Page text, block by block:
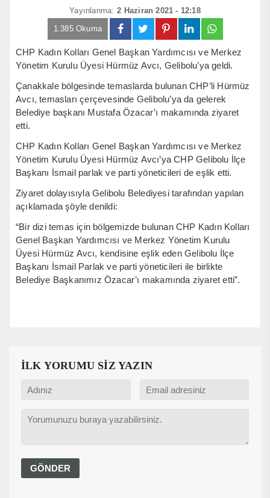
Yayınlanma: 2 Haziran 2021 - 12:18
1.385 Okuma
CHP Kadın Kolları Genel Başkan Yardımcısı ve Merkez
Yönetim Kurulu Üyesi Hürmüz Avcı, Gelibolu’ya geldi.
Çanakkale bölgesinde temaslarda bulunan CHP’li Hürmüz
Avcı, temasları çerçevesinde Gelibolu’ya da gelerek
Belediye başkanı Mustafa Özacar’ı makamında ziyaret
etti.
CHP Kadın Kolları Genel Başkan Yardımcısı ve Merkez
Yönetim Kurulu Üyesi Hürmüz Avcı’ya CHP Gelibolu İlçe
Başkanı İsmail parlak ve parti yöneticileri de eşlik etti.
Ziyaret dolayısıyla Gelibolu Belediyesi tarafından yapılan
açıklamada şöyle denildi:
“Bir dizi temas için bölgemizde bulunan CHP Kadın Kolları
Genel Başkan Yardımcısı ve Merkez Yönetim Kurulu
Üyesi Hürmüz Avcı, kendisine eşlik eden Gelibolu İlçe
Başkanı İsmail Parlak ve parti yöneticileri ile birlikte
Belediye Başkanımız Özacar’ı makamında ziyaret etti”.
İLK YORUMU SİZ YAZIN